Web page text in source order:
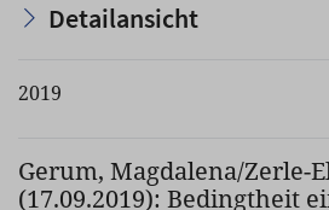
Detailansicht
2019
Gerum, Magdalena/Zerle-
(17.09.2019): Bedingtheit